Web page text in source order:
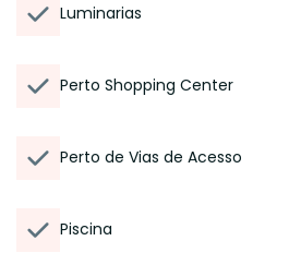
Luminarias
Perto Shopping Center
Perto de Vias de Acesso
Piscina